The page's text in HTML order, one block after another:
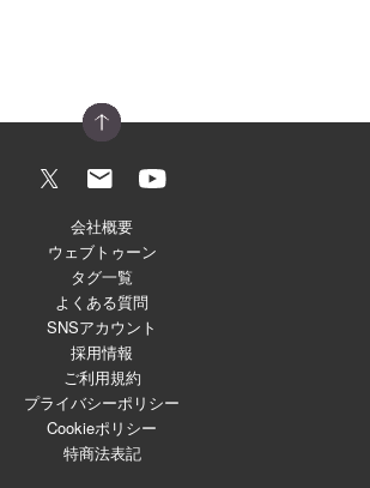
会社概要
ウェブトゥーン
タグ一覧
よくある質問
SNSアカウント
採用情報
ご利用規約
プライバシーポリシー
Cookieポリシー
特商法表記